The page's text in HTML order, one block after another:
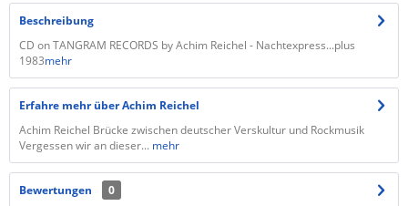
Beschreibung
CD on TANGRAM RECORDS by Achim Reichel - Nachtexpress...plus
1983mehr
Erfahre mehr über Achim Reichel
Achim Reichel Brücke zwischen deutscher Verskultur und Rockmusik
Vergessen wir an dieser... mehr
Bewertungen
0